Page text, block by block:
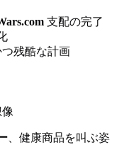
支配の完了
残酷な計画
、健康商品を叫ぶ姿